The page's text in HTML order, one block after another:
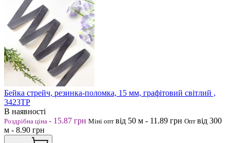
Бейка стрейч, резинка-поломка, 15 мм, графітовий світлий ,
3423ТР
В наявності
Роздрібна ціна - 15.87 грн Міні опт від 50 м - 11.89 грн Опт від 300
м - 8.90 грн